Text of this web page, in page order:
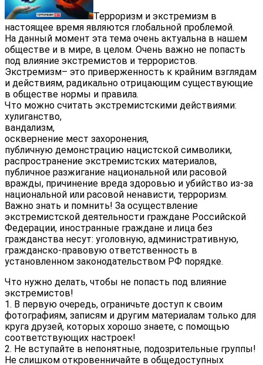
Терроризм и экстремизм в
настоящее время являются глобальной проблемой.
На данный момент эта тема очень актуальна в нашем
обществе и в мире, в целом. Очень важно не попасть
под влияние экстремистов и террористов.
Экстремизм– это приверженность к крайним взглядам
и действиям, радикально отрицающим существующие
в обществе нормы и правила.
Что можно считать экстремистскими действиями:
хулиганство,
вандализм,
осквернение мест захоронения,
публичную демонстрацию нацистской символики,
распространение экстремистских материалов,
публичное разжигание национальной или расовой
вражды, причинение вреда здоровью и убийство из-­за
национальной или расовой ненависти, терроризм.
Важно знать и помнить! За осуществление
экстремистской деятельности граждане Российской
Федерации, иностранные граждане и лица без
гражданства несут: уголовную, административную,
гражданско-­правовую ответственность в
установленном законодательством РФ порядке.
Что нужно делать, чтобы не попасть под влияние
экстремистов!
1. В первую очередь, ограничьте доступ к своим
фотографиям, записям и другим материалам только для
круга друзей, которых хорошо знаете, с помощью
соответствующих настроек!
2. Не вступайте в непонятные, подозрительные группы!
Не слишком откровенничайте в общедоступных